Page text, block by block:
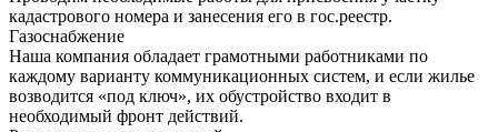
кадастрового номера и занесения его в гос.реестр.
Газоснабжение
Наша компания обладает грамотными работниками по
каждому варианту коммуникационных систем, и если жилье
возводится «под ключ», их обустройство входит в
необходимый фронт действий.